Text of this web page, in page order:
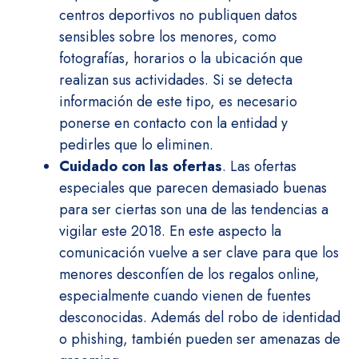
centros deportivos no publiquen datos
sensibles sobre los menores, como
fotografías, horarios o la ubicación que
realizan sus actividades. Si se detecta
información de este tipo, es necesario
ponerse en contacto con la entidad y
pedirles que lo eliminen.
Cuidado con las ofertas. Las ofertas
especiales que parecen demasiado buenas
para ser ciertas son una de las tendencias a
vigilar este 2018. En este aspecto la
comunicación vuelve a ser clave para que los
menores desconfíen de los regalos online,
especialmente cuando vienen de fuentes
desconocidas. Además del robo de identidad
o phishing, también pueden ser amenazas de